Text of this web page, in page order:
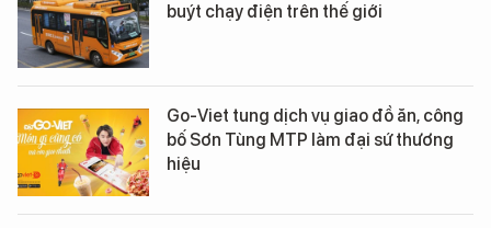
buýt chạy điện trên thế giới
Go-Viet tung dịch vụ giao đồ ăn, công
bố Sơn Tùng MTP làm đại sứ thương
hiệu